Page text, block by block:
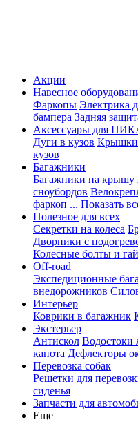
Акции
Навесное
Фаркопы Электрика
бампера Задняя
Аксессуары для
Дуги в кузов Крышки
кузов
Багажники
Багажники на крышу
сноубордов
фаркоп ... Показать
Полезное для всех
Секретки на колеса
Дворники с
Колесные болты и
Off-road
Экспедиционные
внедорожников
Интерьер
Коврики в багажник
Экстерьер
Антискол Водостоки
капота Дефлекторы
Перевозка собак
Решетки для
сиденья
Запчасти для
Еще